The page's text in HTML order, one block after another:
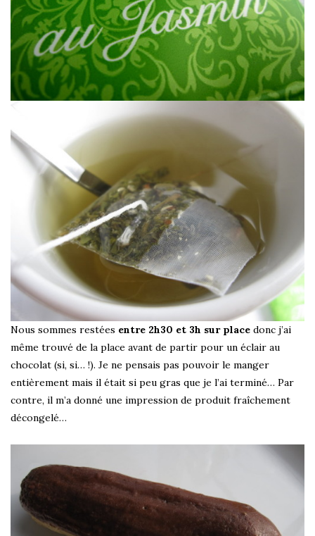
Nous sommes restées entre 2h30 et 3h sur place donc j’ai
même trouvé de la place avant de partir pour un éclair au
chocolat (si, si… !). Je ne pensais pas pouvoir le manger
entièrement mais il était si peu gras que je l’ai terminé… Par
contre, il m’a donné une impression de produit fraîchement
décongelé…